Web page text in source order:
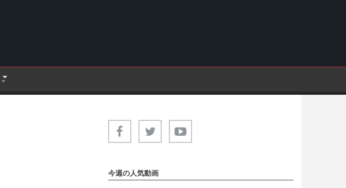
今週の人気動画